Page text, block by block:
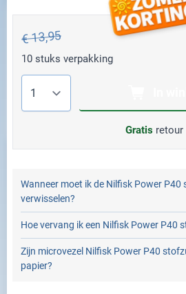
€ 13,95
10 stuks verpakking
Gratis retour
Wanneer moet ik de Nilfisk Power P40
verwisselen?
Hoe vervang ik een Nilfisk Power P40
Zijn microvezel Nilfisk Power P40
papier?